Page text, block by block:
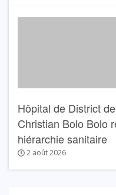
Hôpital de District
Christian Bolo Bolo
hiérarchie sanitaire
2 août 2026